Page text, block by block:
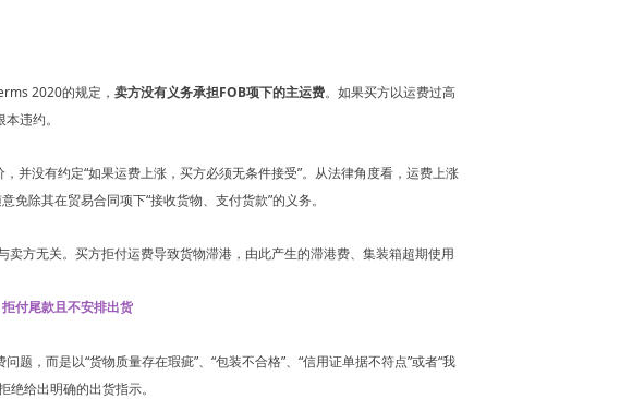
2020的规定， 卖方没有义务承担FOB项下的主运费。如果买方以运费过高
违约。
并没有约定“如果运费上涨，买方必须无条件接受”。从法律角度看，运费上涨
免除其在贸易合同项下“接收货物、支付货款”的义务。
卖方无关。买方拒付运费导致货物滞港，由此产生的滞港费、集装箱超期使用
付尾款且不安排出货
，而是以“货物质量存在瑕疵”、“包装不合格”、“信用证单据不符点”或者“我
给出明确的出货指示。